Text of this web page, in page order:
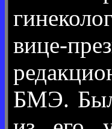
вице-
БМЭ. Был